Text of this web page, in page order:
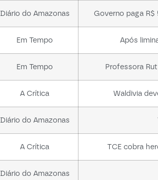
Diário do Amazonas Governo paga R$
Em Tempo Após
Em Tempo Professora
A Crítica Waldivia
Diário do Amazonas
A Crítica TCE cobra
Diário do Amazonas